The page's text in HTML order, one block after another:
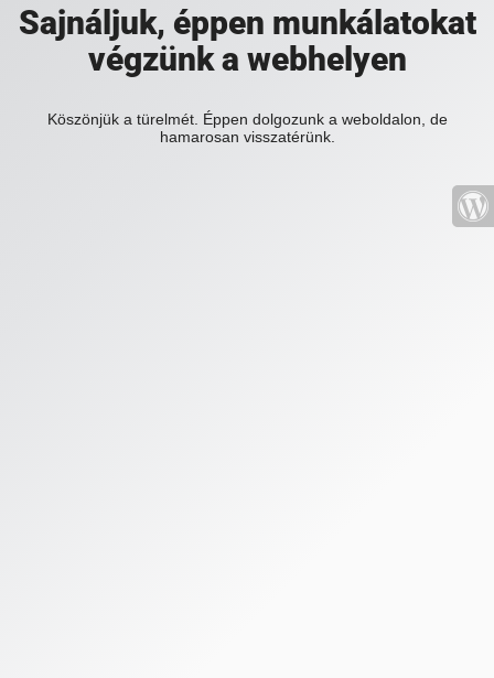
Sajnáljuk, éppen munkálatokat
végzünk a webhelyen
Köszönjük a türelmét. Éppen dolgozunk a weboldalon, de
hamarosan visszatérünk.